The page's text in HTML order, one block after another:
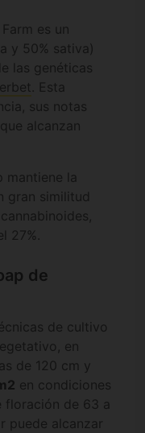
es un
y 50% sativa)
las genéticas
. Esta
sus notas
alcanzan
mantiene la
gran similitud
27%.
de
de cultivo
en
de 120 cm y
en condiciones
floración de 63 a
puede alcanzar